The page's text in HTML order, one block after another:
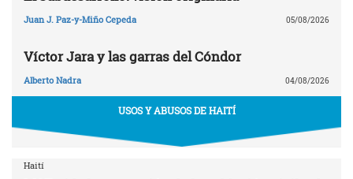
Juan J. Paz-y-Miño Cepeda 05/08/2026
Víctor Jara y las garras del Cóndor
Alberto Nadra 04/08/2026
USOS Y ABUSOS DE HAITÍ
Haití